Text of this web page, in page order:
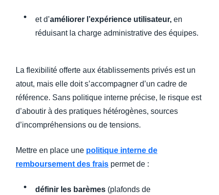
et d’améliorer l’expérience utilisateur, en
réduisant la charge administrative des équipes.
La flexibilité offerte aux établissements privés est un
atout, mais elle doit s’accompagner d’un cadre de
référence. Sans politique interne précise, le risque est
d’aboutir à des pratiques hétérogènes, sources
d’incompréhensions ou de tensions.
Mettre en place une politique interne de
remboursement des frais permet de :
définir les barèmes (plafonds de